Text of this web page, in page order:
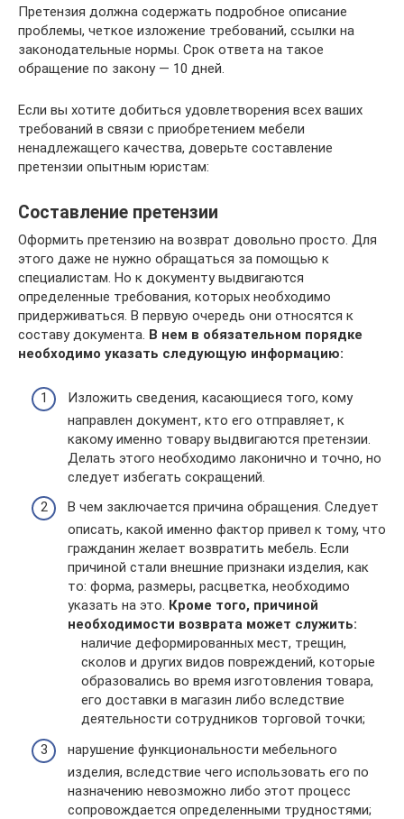
Претензия должна содержать подробное описание
проблемы, четкое изложение требований, ссылки на
законодательные нормы. Срок ответа на такое
обращение по закону — 10 дней.
Если вы хотите добиться удовлетворения всех ваших
требований в связи с приобретением мебели
ненадлежащего качества, доверьте составление
претензии опытным юристам:
Составление претензии
Оформить претензию на возврат довольно просто. Для
этого даже не нужно обращаться за помощью к
специалистам. Но к документу выдвигаются
определенные требования, которых необходимо
придерживаться. В первую очередь они относятся к
составу документа. В нем в обязательном порядке
необходимо указать следующую информацию:
Изложить сведения, касающиеся того, кому
направлен документ, кто его отправляет, к
какому именно товару выдвигаются претензии.
Делать этого необходимо лаконично и точно, но
следует избегать сокращений.
В чем заключается причина обращения. Следует
описать, какой именно фактор привел к тому, что
гражданин желает возвратить мебель. Если
причиной стали внешние признаки изделия, как
то: форма, размеры, расцветка, необходимо
указать на это. Кроме того, причиной
необходимости возврата может служить:
наличие деформированных мест, трещин,
сколов и других видов повреждений, которые
образовались во время изготовления товара,
его доставки в магазин либо вследствие
деятельности сотрудников торговой точки;
нарушение функциональности мебельного
изделия, вследствие чего использовать его по
назначению невозможно либо этот процесс
сопровождается определенными трудностями;